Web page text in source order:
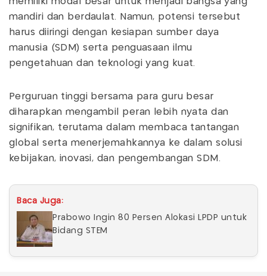
mandiri dan berdaulat. Namun, potensi tersebut
harus diiringi dengan kesiapan sumber daya
manusia (SDM) serta penguasaan ilmu
pengetahuan dan teknologi yang kuat.
Perguruan tinggi bersama para guru besar
diharapkan mengambil peran lebih nyata dan
signifikan, terutama dalam membaca tantangan
global serta menerjemahkannya ke dalam solusi
kebijakan, inovasi, dan pengembangan SDM.
Baca Juga:
Prabowo Ingin 80 Persen Alokasi LPDP untuk
Bidang STEM